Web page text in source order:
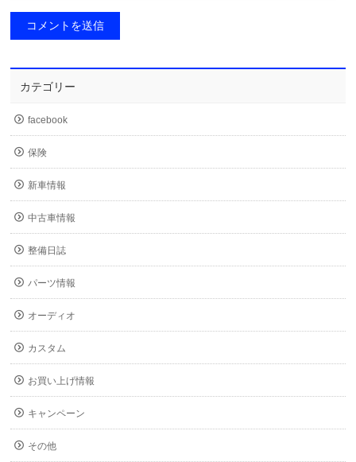
カテゴリー
facebook
保険
新車情報
中古車情報
整備日誌
パーツ情報
オーディオ
カスタム
お買い上げ情報
キャンペーン
その他